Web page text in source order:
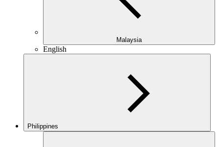
Malaysia
English
Philippines